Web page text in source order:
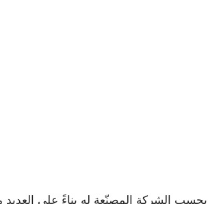
الشركة المصنّعة له بناءً على